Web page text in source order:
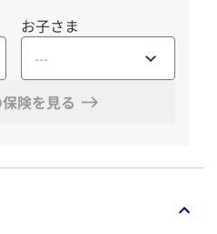
お子さま
---
険を見る